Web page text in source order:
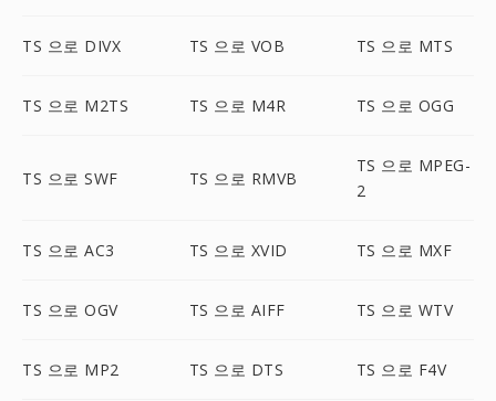
TS 으로 DIVX TS 으로 VOB TS 으로 MTS
TS 으로 M2TS TS 으로 M4R TS 으로 OGG
TS 으로 SWF TS 으로 RMVB
TS 으로 MPEG-
2
TS 으로 AC3 TS 으로 XVID TS 으로 MXF
TS 으로 OGV TS 으로 AIFF TS 으로 WTV
TS 으로 MP2 TS 으로 DTS TS 으로 F4V